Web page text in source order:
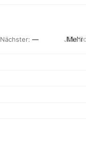
Nächster: — Mehr